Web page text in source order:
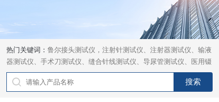
热门关键词：鲁尔接头测试仪，注射针测试仪、注射器测试仪、输液
器测试仪、手术刀测试仪、缝合针线测试仪、导尿管测试仪、医用镊
钳测试仪、导引管导丝测试仪、针灸针测试仪、留置针测试仪